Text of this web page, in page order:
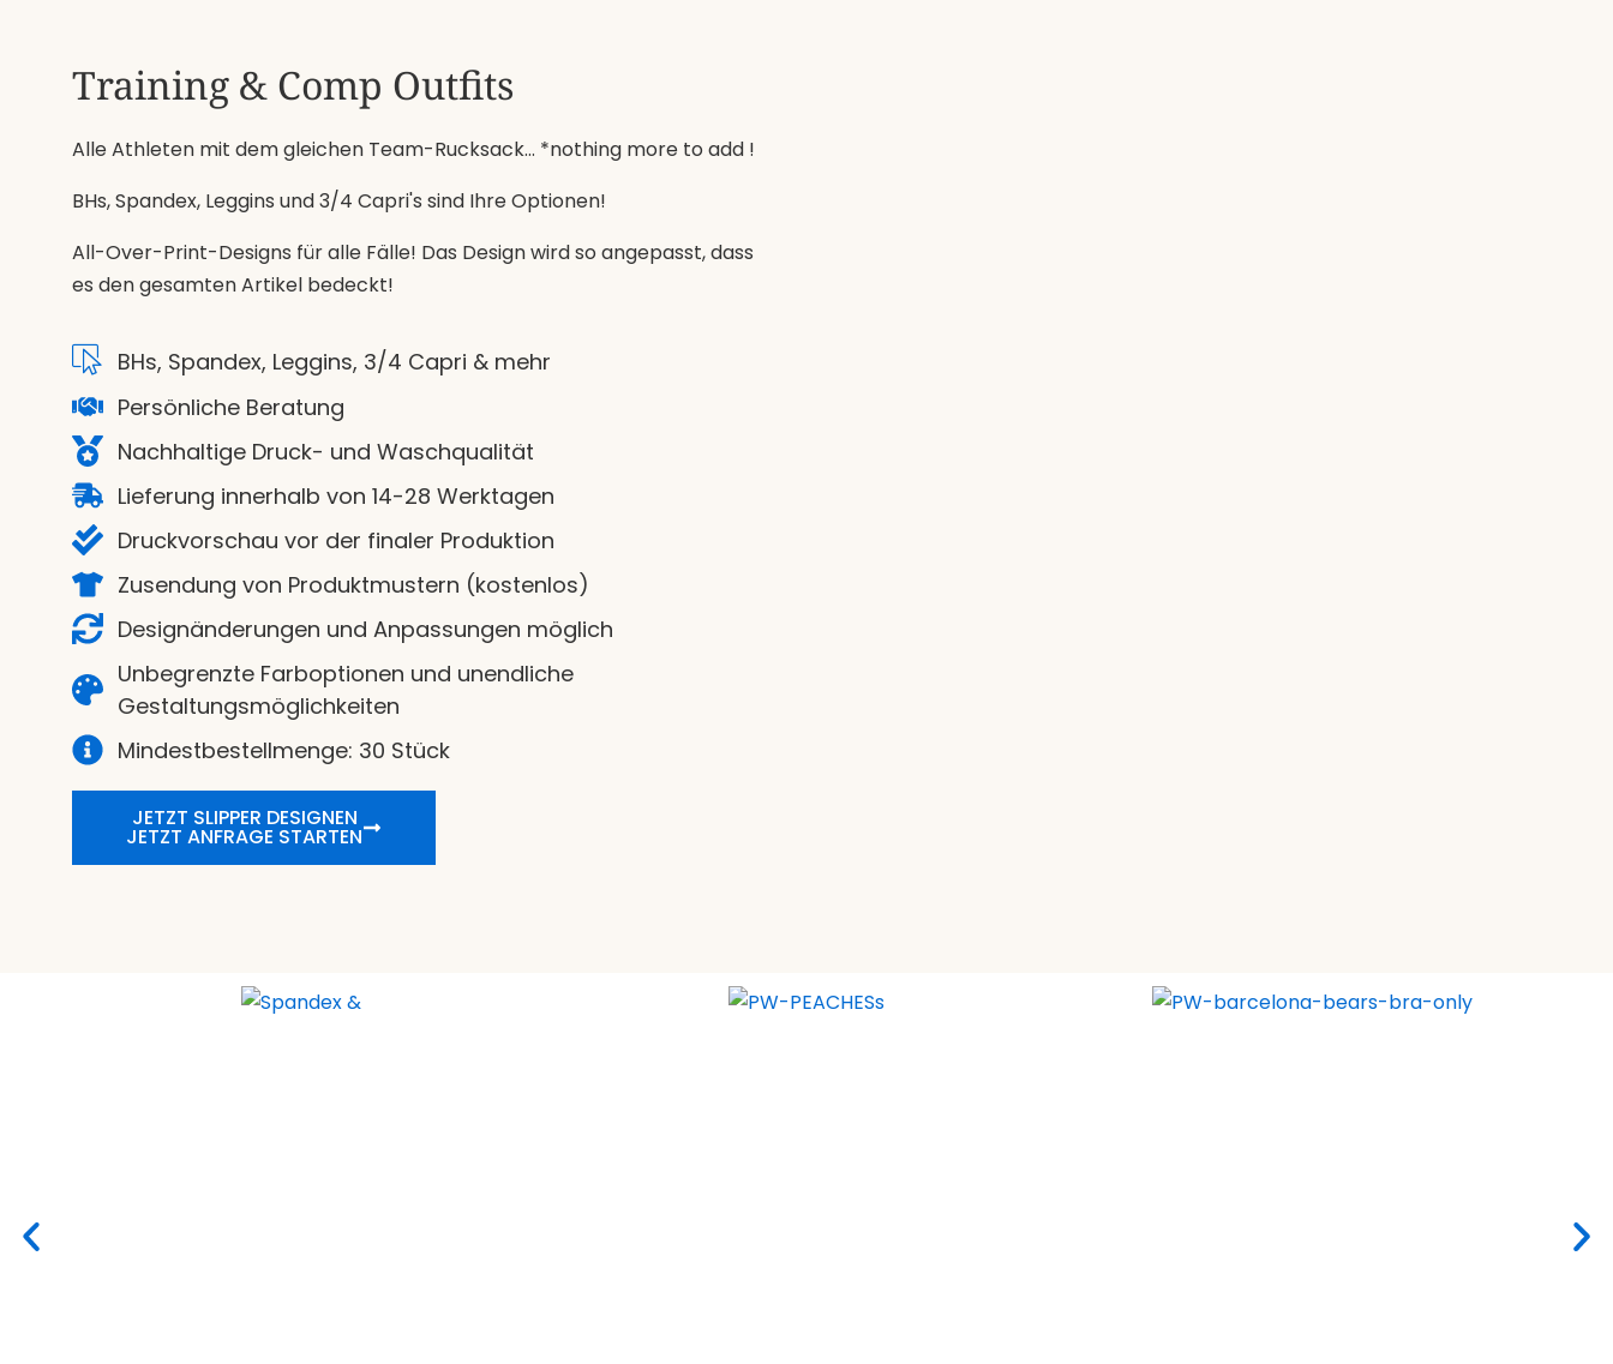
Training & Comp Outfits
Alle Athleten mit dem gleichen Team-Rucksack... *nothing more to add !
BHs, Spandex, Leggins und 3/4 Capri's sind Ihre Optionen!
All-Over-Print-Designs für alle Fälle! Das Design wird so angepasst, dass
es den gesamten Artikel bedeckt!
BHs, Spandex, Leggins, 3/4 Capri & mehr
Persönliche Beratung
Nachhaltige Druck- und Waschqualität
Lieferung innerhalb von 14-28 Werktagen
Druckvorschau vor der finaler Produktion
Zusendung von Produktmustern (kostenlos)
Designänderungen und Anpassungen möglich
Unbegrenzte Farboptionen und unendliche
Gestaltungsmöglichkeiten
Mindestbestellmenge: 30 Stück
JETZT SLIPPER DESIGNEN
JETZT ANFRAGE STARTEN